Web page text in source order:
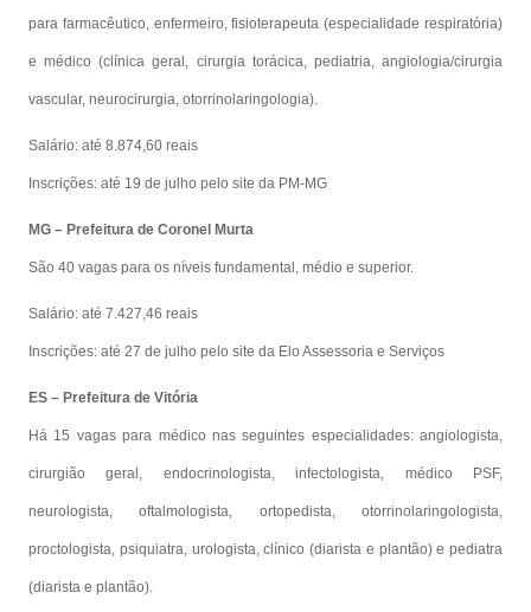
para farmacêutico, enfermeiro, fisioterapeuta (especialidade respiratória)
e médico (clínica geral, cirurgia torácica, pediatria, angiologia/cirurgia
vascular, neurocirurgia, otorrinolaringologia).
Salário: até 8.874,60 reais
Inscrições: até 19 de julho pelo site da PM-MG
MG – Prefeitura de Coronel Murta
São 40 vagas para os níveis fundamental, médio e superior.
Salário: até 7.427,46 reais
Inscrições: até 27 de julho pelo site da Elo Assessoria e Serviços
ES – Prefeitura de Vitória
Há 15 vagas para médico nas seguintes especialidades: angiologista,
cirurgião geral, endocrinologista, infectologista, médico PSF,
neurologista, oftalmologista, ortopedista, otorrinolaringologista,
proctologista, psiquiatra, urologista, clínico (diarista e plantão) e pediatra
(diarista e plantão).